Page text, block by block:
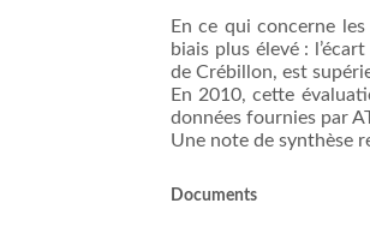
En ce qui concerne les
biais plus élevé :
de Crébillon, est
En 2010, cette
données fournies par
Une note de synthèse
Documents